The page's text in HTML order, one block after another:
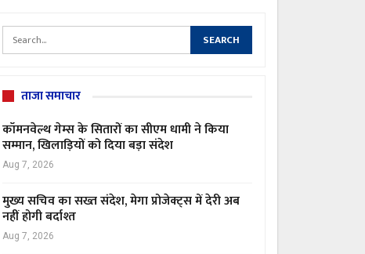
ताजा समाचार
कॉमनवेल्थ गेम्स के सितारों का सीएम धामी ने किया
सम्मान, खिलाड़ियों को दिया बड़ा संदेश
Aug 7, 2026
मुख्य सचिव का सख्त संदेश, मेगा प्रोजेक्ट्स में देरी अब
नहीं होगी बर्दाश्त
Aug 7, 2026